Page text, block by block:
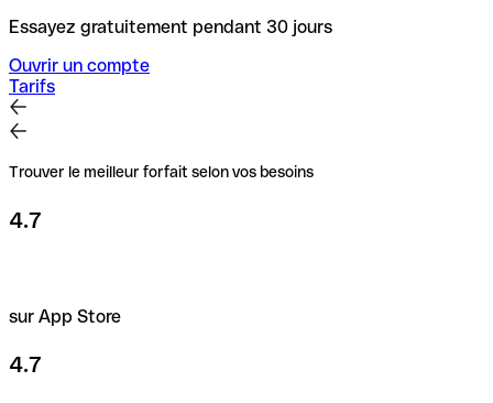
Essayez gratuitement pendant 30 jours
Ouvrir un compte
Tarifs
Trouver le meilleur forfait selon vos besoins
4.7
sur App Store
4.7